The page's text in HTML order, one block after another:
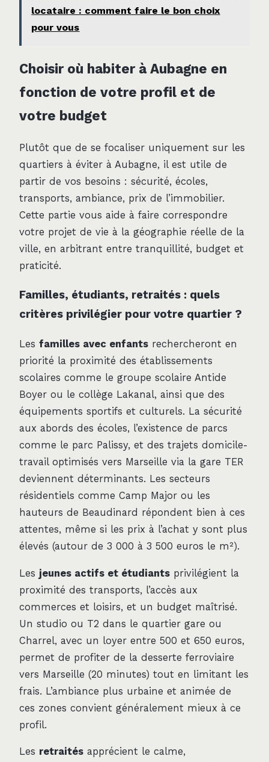
locataire : comment faire le bon choix
pour vous
Choisir où habiter à Aubagne en
fonction de votre profil et de
votre budget
Plutôt que de se focaliser uniquement sur les
quartiers à éviter à Aubagne, il est utile de
partir de vos besoins : sécurité, écoles,
transports, ambiance, prix de l’immobilier.
Cette partie vous aide à faire correspondre
votre projet de vie à la géographie réelle de la
ville, en arbitrant entre tranquillité, budget et
praticité.
Familles, étudiants, retraités : quels
critères privilégier pour votre quartier ?
Les familles avec enfants rechercheront en
priorité la proximité des établissements
scolaires comme le groupe scolaire Antide
Boyer ou le collège Lakanal, ainsi que des
équipements sportifs et culturels. La sécurité
aux abords des écoles, l’existence de parcs
comme le parc Palissy, et des trajets domicile-
travail optimisés vers Marseille via la gare TER
deviennent déterminants. Les secteurs
résidentiels comme Camp Major ou les
hauteurs de Beaudinard répondent bien à ces
attentes, même si les prix à l’achat y sont plus
élevés (autour de 3 000 à 3 500 euros le m²).
Les jeunes actifs et étudiants privilégient la
proximité des transports, l’accès aux
commerces et loisirs, et un budget maîtrisé.
Un studio ou T2 dans le quartier gare ou
Charrel, avec un loyer entre 500 et 650 euros,
permet de profiter de la desserte ferroviaire
vers Marseille (20 minutes) tout en limitant les
frais. L’ambiance plus urbaine et animée de
ces zones convient généralement mieux à ce
profil.
Les retraités apprécient le calme,